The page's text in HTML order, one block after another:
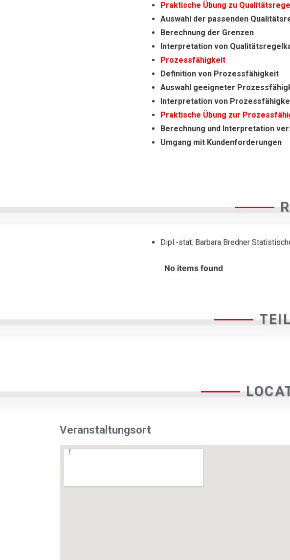
Praktische Übung zu
Auswahl der passenden
Berechnung der Grenzen
Interpretation von
Prozessfähigkeit
Definition von Prozessfähigkeit
Auswahl geeigneter
Interpretation von
Praktische Übung zur
Berechnung und Interpretation
Umgang mit Kundenforderungen
Dipl.-stat. Barbara Bredner
No items found
Veranstaltungsort